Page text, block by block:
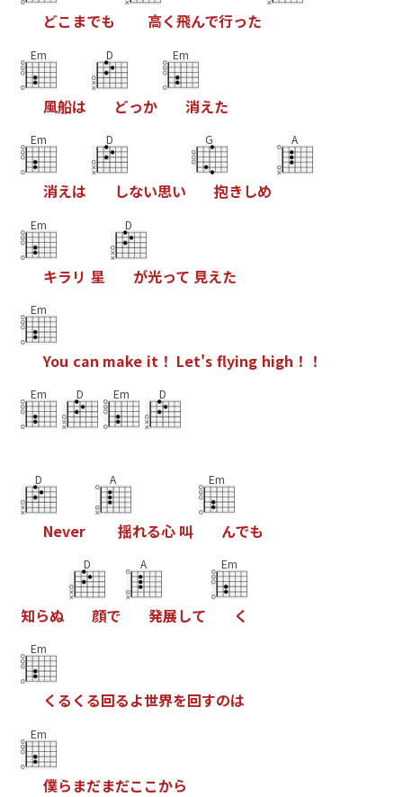
どこ までも 高く飛んで行った
Em
風船は
D
どっか
Em
消えた
Em
消えは
D
しない思い
G
抱き しめ
A
Em
キラ リ 星
D
が光って 見えた
Em
You can make it！ Let's fying high ！ ！
Em D Em D
D
Never
A
揺れる心 叫
Em
んでも
知らぬ
D
顔で
A
発展して
Em
く
Em
く る く る回るよ世界を回すのは
Em
僕ら まだまだこ こから